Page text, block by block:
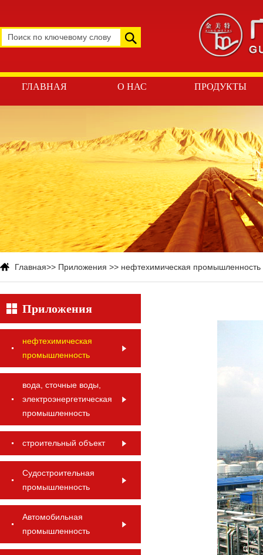
ГЛАВНАЯ О НАС ПРОДУКТЫ
Главная>> Приложения >> нефтехимическая промышленность
Приложения
нефтехимическая
промышленность
вода, сточные воды,
электроэнергетическая
промышленность
строительный объект
Судостроительная
промышленность
Автомобильная
промышленность